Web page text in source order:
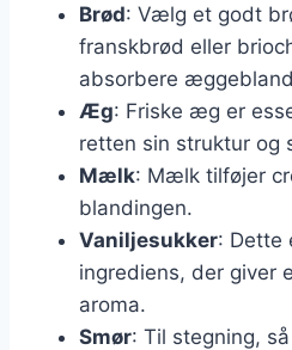
Brød: Vælg et godt
franskbrød eller
absorbere
Æg: Friske æg er
retten sin struktur og
Mælk: Mælk tilføjer
blandingen.
Vaniljesukker: Dette
ingrediens, der giver
aroma.
Smør: Til stegning,